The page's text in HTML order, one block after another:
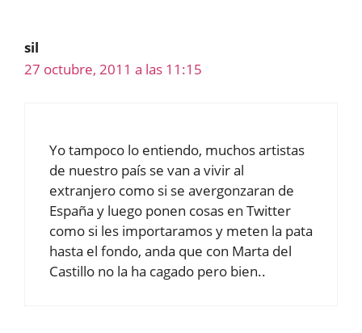
sil
27 octubre, 2011 a las 11:15
Yo tampoco lo entiendo, muchos artistas
de nuestro país se van a vivir al
extranjero como si se avergonzaran de
España y luego ponen cosas en Twitter
como si les importaramos y meten la pata
hasta el fondo, anda que con Marta del
Castillo no la ha cagado pero bien..